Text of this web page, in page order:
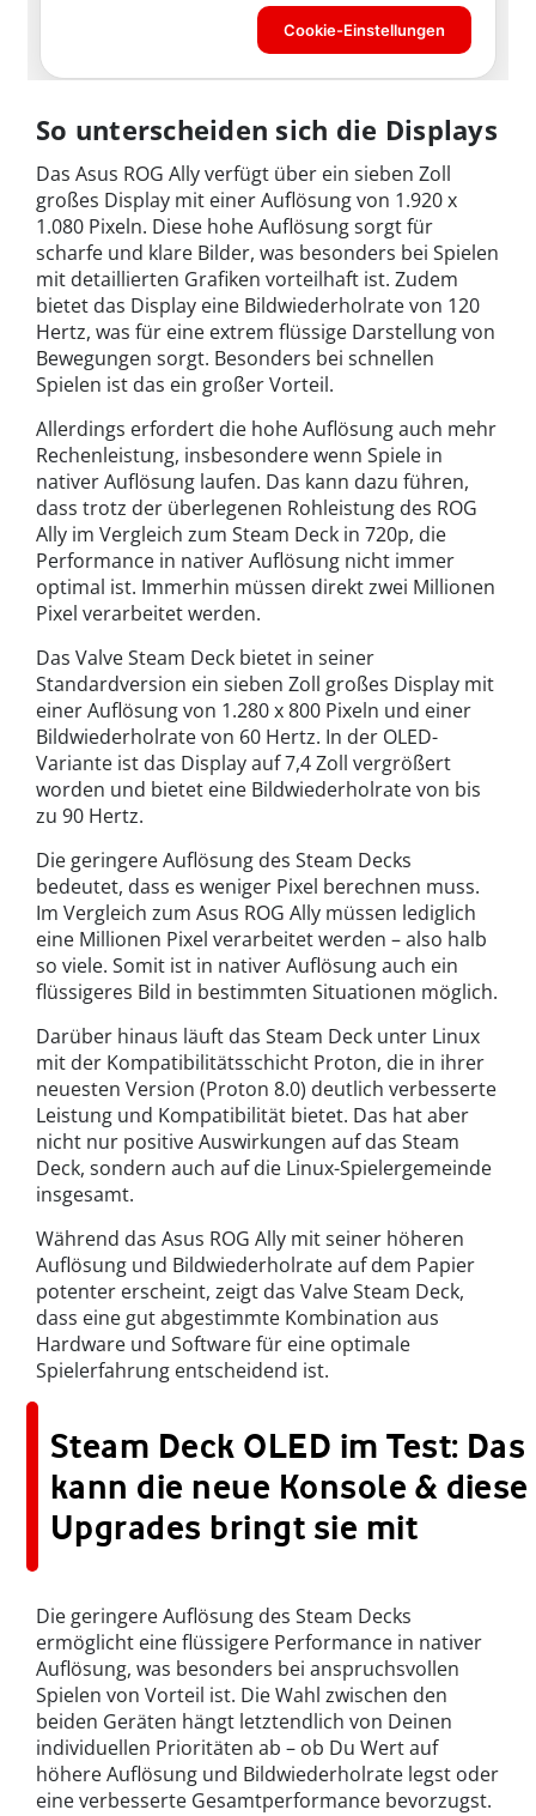
So unterscheiden sich die Displays
Das Asus ROG Ally verfügt über ein sieben Zoll
großes Display mit einer Auflösung von 1.920 x
1.080 Pixeln. Diese hohe Auflösung sorgt für
scharfe und klare Bilder, was besonders bei Spielen
mit detaillierten Grafiken vorteilhaft ist. Zudem
bietet das Display eine Bildwiederholrate von 120
Hertz, was für eine extrem flüssige Darstellung von
Bewegungen sorgt. Besonders bei schnellen
Spielen ist das ein großer Vorteil.
Allerdings erfordert die hohe Auflösung auch mehr
Rechenleistung, insbesondere wenn Spiele in
nativer Auflösung laufen. Das kann dazu führen,
dass trotz der überlegenen Rohleistung des ROG
Ally im Vergleich zum Steam Deck in 720p, die
Performance in nativer Auflösung nicht immer
optimal ist. Immerhin müssen direkt zwei Millionen
Pixel verarbeitet werden.
Das Valve Steam Deck bietet in seiner
Standardversion ein sieben Zoll großes Display mit
einer Auflösung von 1.280 x 800 Pixeln und einer
Bildwiederholrate von 60 Hertz. In der OLED-
Variante ist das Display auf 7,4 Zoll vergrößert
worden und bietet eine Bildwiederholrate von bis
zu 90 Hertz.
Die geringere Auflösung des Steam Decks
bedeutet, dass es weniger Pixel berechnen muss.
Im Vergleich zum Asus ROG Ally müssen lediglich
eine Millionen Pixel verarbeitet werden – also halb
so viele. Somit ist in nativer Auflösung auch ein
flüssigeres Bild in bestimmten Situationen möglich.
Darüber hinaus läuft das Steam Deck unter Linux
mit der Kompatibilitätsschicht Proton, die in ihrer
neuesten Version (Proton 8.0) deutlich verbesserte
Leistung und Kompatibilität bietet. Das hat aber
nicht nur positive Auswirkungen auf das Steam
Deck, sondern auch auf die Linux-Spielergemeinde
insgesamt.
Während das Asus ROG Ally mit seiner höheren
Auflösung und Bildwiederholrate auf dem Papier
potenter erscheint, zeigt das Valve Steam Deck,
dass eine gut abgestimmte Kombination aus
Hardware und Software für eine optimale
Spielerfahrung entscheidend ist.
Steam Deck OLED im Test: Das
kann die neue Konsole & diese
Upgrades bringt sie mit
Die geringere Auflösung des Steam Decks
ermöglicht eine flüssigere Performance in nativer
Auflösung, was besonders bei anspruchsvollen
Spielen von Vorteil ist. Die Wahl zwischen den
beiden Geräten hängt letztendlich von Deinen
individuellen Prioritäten ab – ob Du Wert auf
höhere Auflösung und Bildwiederholrate legst oder
eine verbesserte Gesamtperformance bevorzugst.